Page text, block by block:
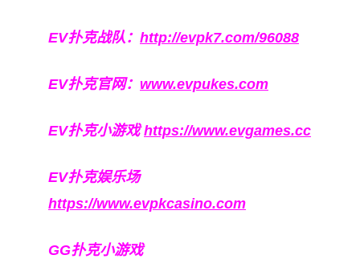
EV扑克战队： http://evpk7.com/96088
EV扑克官网： www.evpukes.com
EV扑克小游戏https://www.evgames.cc
EV扑克娱乐场
https://www.evpkcasino.com
GG扑克小游戏